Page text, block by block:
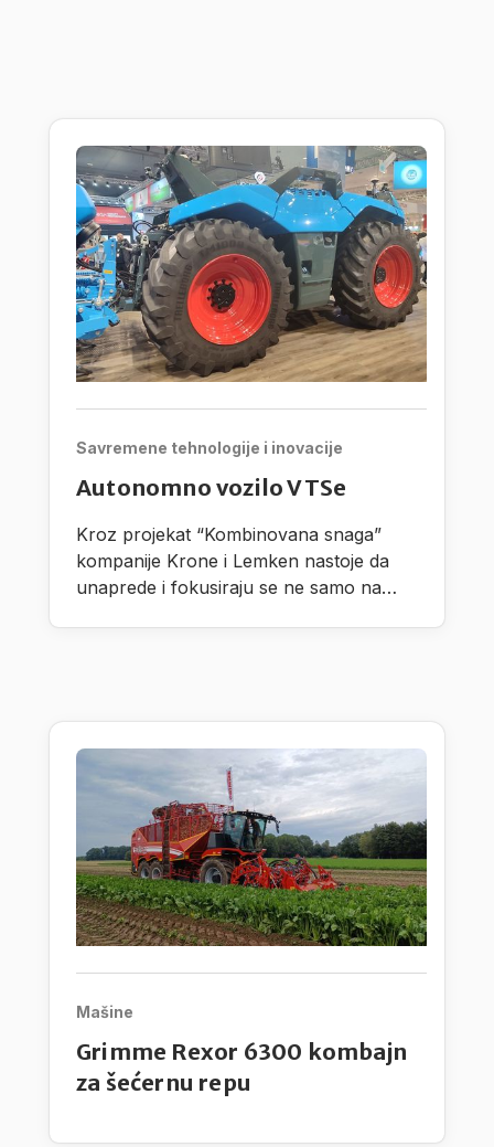
Savremene tehnologije i inovacije
Autonomno vozilo VTSe
Kroz projekat “Kombinovana snaga”
kompanije Krone i Lemken nastoje da
unaprede i fokusiraju se ne samo na
Mašine
Grimme Rexor 6300 kombajn
za šećernu repu